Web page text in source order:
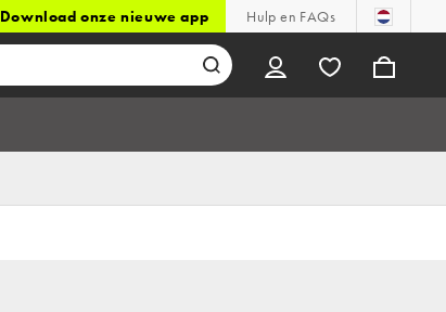
Download onze nieuwe app Hulp en FAQs